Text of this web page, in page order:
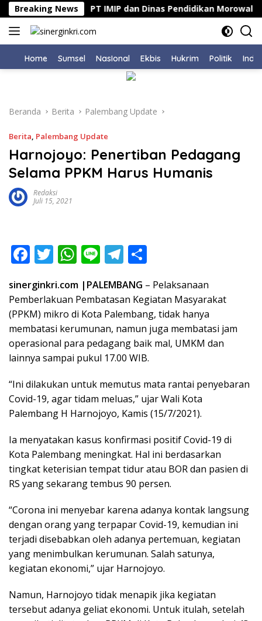
Langsung
ke
konten
Breaking News PT IMIP dan Dinas Pendidikan Morowali
Home Sumsel NasIonal Ekbis Hukrim Politik
Beranda Berita Palembang Update
Berita, Palembang Update
Harnojoyo: Penertiban Pedagang
Selama PPKM Harus Humanis
Redaksi
Juli 15, 2021
F
e
b
o
o
k
T
itt
er
W
at
s
A
p
p
Li
e
T
e
gr
a
m
ar
e
sinerginkri.com |PALEMBANG – Pelaksanaan
Pemberlakuan Pembatasan Kegiatan Masyarakat
(PPKM) mikro di Kota Palembang, tidak hanya
membatasi kerumunan, namun juga membatasi jam
operasional para pedagang baik mal, UMKM dan
lainnya sampai pukul 17.00 WIB.
“Ini dilakukan untuk memutus mata rantai penyebaran
Covid-19, agar tidam meluas,” ujar Wali Kota
Palembang H Harnojoyo, Kamis (15/7/2021).
Ia menyatakan kasus konfirmasi positif Covid-19 di
Kota Palembang meningkat. Hal ini berdasarkan
tingkat keterisian tempat tidur atau BOR dan pasien di
RS yang sekarang tembus 90 persen.
“Corona ini menyebar karena adanya kontak langsung
dengan orang yang terpapar Covid-19, kemudian ini
terjadi disebabkan oleh adanya pertemuan, kegiatan
yang menimbulkan kerumunan. Salah satunya,
kegiatan ekonomi,” ujar Harnojoyo.
Namun, Harnojoyo tidak menapik jika kegiatan
tersebut adanya geliat ekonomi. Untuk itulah, setelah